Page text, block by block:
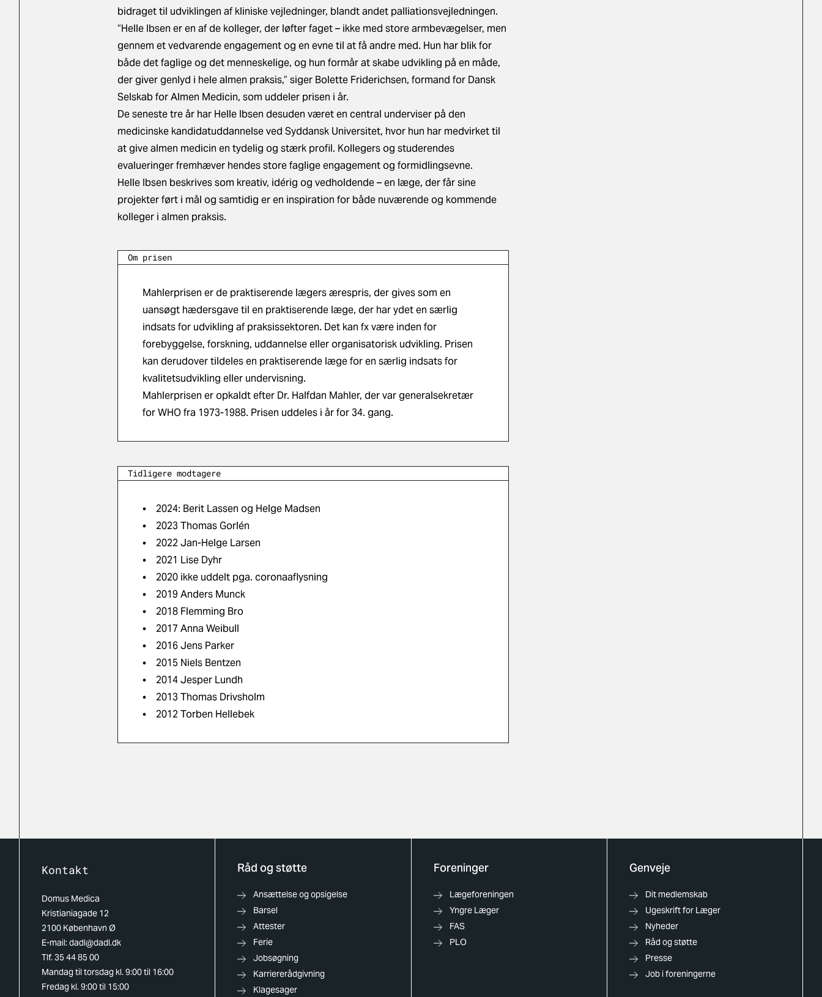
bidraget til udviklingen af kliniske vejledninger, blandt andet palliationsvejledningen.
“Helle Ibsen er en af de kolleger, der løfter faget – ikke med store armbevægelser, men
gennem et vedvarende engagement og en evne til at få andre med. Hun har blik for
både det faglige og det menneskelige, og hun formår at skabe udvikling på en måde,
der giver genlyd i hele almen praksis,” siger Bolette Friderichsen, formand for Dansk
Selskab for Almen Medicin, som uddeler prisen i år.
De seneste tre år har Helle Ibsen desuden været en central underviser på den
medicinske kandidatuddannelse ved Syddansk Universitet, hvor hun har medvirket til
at give almen medicin en tydelig og stærk profil. Kollegers og studerendes
evalueringer fremhæver hendes store faglige engagement og formidlingsevne.
Helle Ibsen beskrives som kreativ, idérig og vedholdende – en læge, der får sine
projekter ført i mål og samtidig er en inspiration for både nuværende og kommende
kolleger i almen praksis.
Om prisen
Mahlerprisen er de praktiserende lægers ærespris, der gives som en
uansøgt hædersgave til en praktiserende læge, der har ydet en særlig
indsats for udvikling af praksissektoren. Det kan fx være inden for
forebyggelse, forskning, uddannelse eller organisatorisk udvikling. Prisen
kan derudover tildeles en praktiserende læge for en særlig indsats for
kvalitetsudvikling eller undervisning.
Mahlerprisen er opkaldt efter Dr. Halfdan Mahler, der var generalsekretær
for WHO fra 1973-1988. Prisen uddeles i år for 34. gang.
Tidligere modtagere
• 2024: Berit Lassen og Helge Madsen
• 2023 Thomas Gorlén
• 2022 Jan-Helge Larsen
• 2021 Lise Dyhr
• 2020 ikke uddelt pga. coronaaflysning
• 2019 Anders Munck
• 2018 Flemming Bro
• 2017 Anna Weibull
• 2016 Jens Parker
• 2015 Niels Bentzen
• 2014 Jesper Lundh
• 2013 Thomas Drivsholm
• 2012 Torben Hellebek
Kontakt
Domus Medica
Kristianiagade 12
2100 København Ø
E-mail:dadl@dadl.dk
Tlf. 35 44 85 00
Mandag til torsdag kl. 9:00 til 16:00
Fredag kl. 9:00 til 15:00
Råd og støtte
Ansættelse og opsigelse
Barsel
Attester
Ferie
Jobsøgning
Karriererådgivning
Klagesager
Foreninger
Lægeforeningen
Yngre Læger
FAS
PLO
Genveje
Dit medlemskab
Ugeskrift for Læger
Nyheder
Råd og støtte
Presse
Job i foreningerne